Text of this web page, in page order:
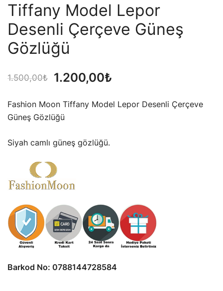
Tiffany Model Lepor
Desenli Çerçeve Güneş
Gözlüğü
1.500,00₺
Orijinal
fiyat:
1.500,00₺.
1.200,00₺
Fashion Moon Tiffany Model Lepor Desenli Çerçeve
Güneş Gözlüğü
Siyah camlı güneş gözlüğü.
Barkod No: 0788144728584